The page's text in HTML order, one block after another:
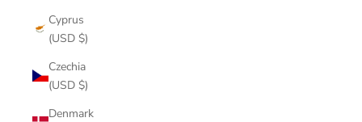
Cyprus
(USD $)
Czechia
(USD $)
Denmark